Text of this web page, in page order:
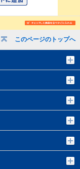
このページのトップへ